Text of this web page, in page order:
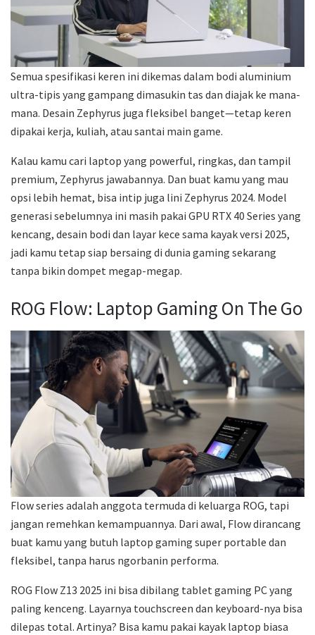
Semua spesifikasi keren ini dikemas dalam bodi aluminium
ultra-tipis yang gampang dimasukin tas dan diajak ke mana-
mana. Desain Zephyrus juga fleksibel banget—tetap keren
dipakai kerja, kuliah, atau santai main game.
Kalau kamu cari laptop yang powerful, ringkas, dan tampil
premium, Zephyrus jawabannya. Dan buat kamu yang mau
opsi lebih hemat, bisa intip juga lini Zephyrus 2024. Model
generasi sebelumnya ini masih pakai GPU RTX 40 Series yang
kencang, desain bodi dan layar kece sama kayak versi 2025,
jadi kamu tetap siap bersaing di dunia gaming sekarang
tanpa bikin dompet megap-megap.
ROG Flow: Laptop Gaming On The Go
Flow series adalah anggota termuda di keluarga ROG, tapi
jangan remehkan kemampuannya. Dari awal, Flow dirancang
buat kamu yang butuh laptop gaming super portable dan
fleksibel, tanpa harus ngorbanin performa.
ROG Flow Z13 2025 ini bisa dibilang tablet gaming PC yang
paling kenceng. Layarnya touchscreen dan keyboard-nya bisa
dilepas total. Artinya? Bisa kamu pakai kayak laptop biasa